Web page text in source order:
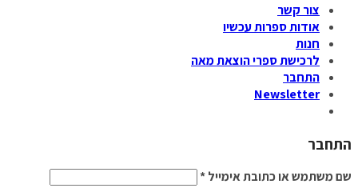
צור קשר
אודות ספרות עכשיו
חנות
לרכישת ספרי הוצאת מאה
התחבר
Newsletter
התחבר
שם משתמש או כתובת אימייל*